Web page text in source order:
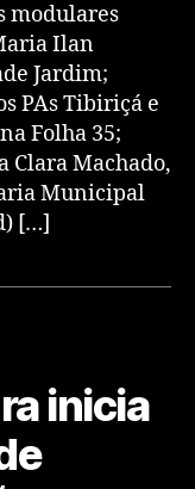
modulares
Ilan
Jardim;
PAs Tibiriçá e
Folha 35;
Clara Machado,
Municipal
[…]
inicia